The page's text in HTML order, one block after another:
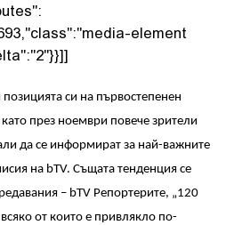
element
си на първостепенен
през ноември повече зрители
да се информират за най-важните
на bTV. Същата тенденция се
– bTV Репортерите, „120
от които е привлякло по-